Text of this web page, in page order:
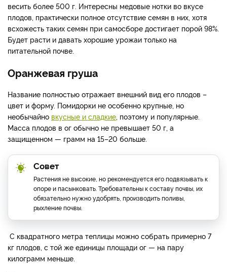
весить более 500 г. Интересны медовые нотки во вкусе
плодов, практически полное отсутствие семян в них, хотя
всхожесть таких семян при самосборе достигает порой 98%.
Будет расти и давать хорошие урожаи только на
питательной почве.
Оранжевая груша
Название полностью отражает внешний вид его плодов –
цвет и форму. Помидорки не особенно крупные, но
необычайно вкусные и сладкие, поэтому и популярные.
Масса плодов в ог обычно не превышает 50 г, а
защищенном — грамм на 15–20 больше.
Совет
Растения не высокие, но рекомендуется его подвязывать к
опоре и пасынковать. Требовательны к составу почвы, их
обязательно нужно удобрять, производить поливы,
рыхление почвы.
С квадратного метра теплицы можно собрать примерно 7
кг плодов, с той же единицы площади ог — на пару
килограмм меньше.